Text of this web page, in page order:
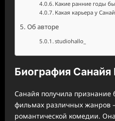
Какие ранние годы
Какая карьера у
Об авторе
studiohallo_
Биография Санайя
Санайя получила признание
фильмах различных
романтической комедии.